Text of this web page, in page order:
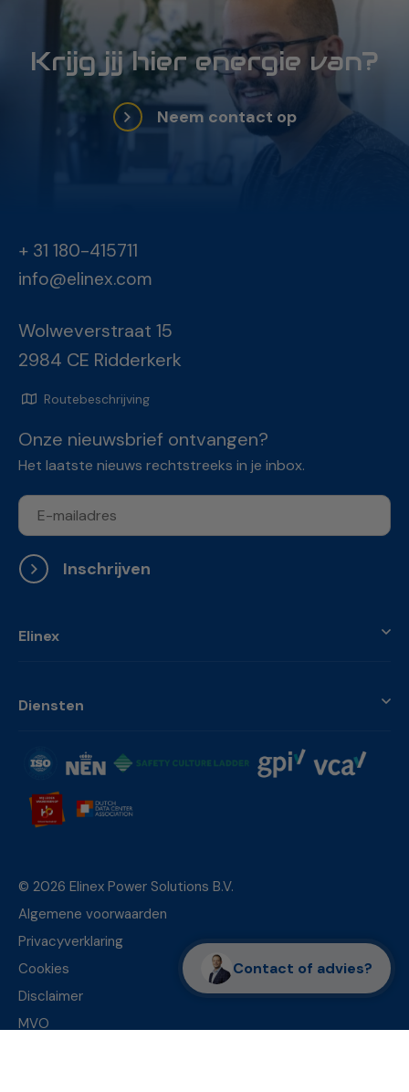
Contact of advies?
Krijg jij hier energie van?
Neem contact op
+ 31 180-415711
info@elinex.com
Wolweverstraat 15
2984 CE Ridderkerk
Routebeschrijving
Onze nieuwsbrief ontvangen?
Het laatste nieuws rechtstreeks in je inbox.
Inschrijven
Elinex
Diensten
© 2026 Elinex Power Solutions B.V.
Algemene voorwaarden
Privacyverklaring
Cookies
Disclaimer
MVO